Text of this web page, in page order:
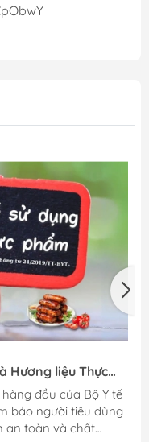
Hương liệu Thực
tiêu dùng
đầu của Bộ Y tế
bảo người tiêu dùng
an toàn và chất